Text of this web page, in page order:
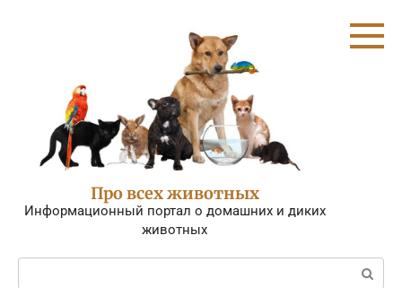
Про всех животных
Информационный портал о домашних и диких
животных
Поиск: